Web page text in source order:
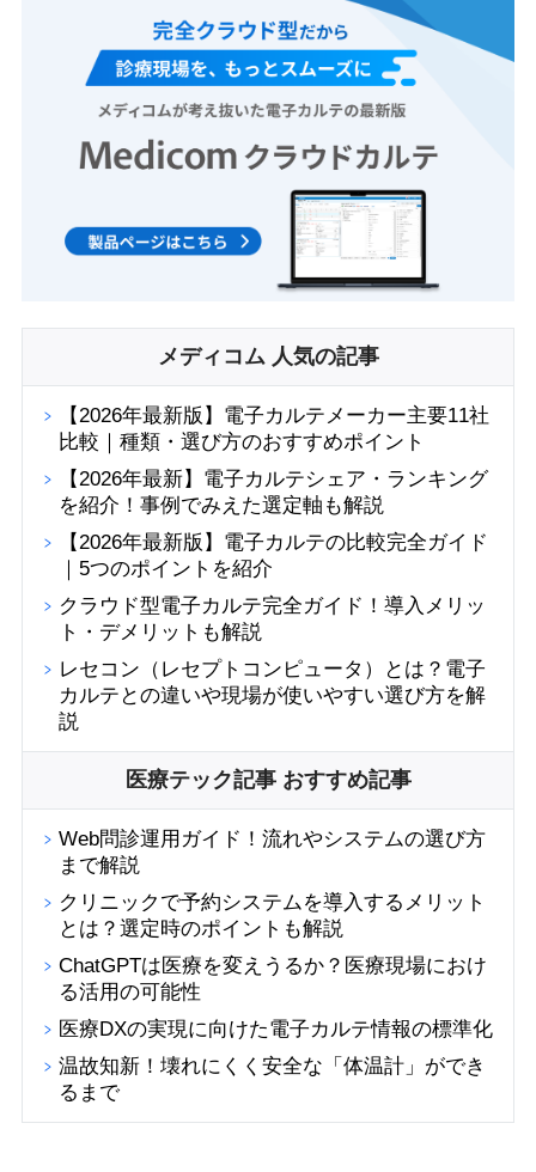
メディコム 人気の記事
【2026年最新版】電子カルテメーカー主要11社
比較｜種類・選び方のおすすめポイント
【2026年最新】電子カルテシェア・ランキング
を紹介！事例でみえた選定軸も解説
【2026年最新版】電子カルテの比較完全ガイド
｜5つのポイントを紹介
クラウド型電子カルテ完全ガイド！導入メリッ
ト・デメリットも解説
レセコン（レセプトコンピュータ）とは？電子
カルテとの違いや現場が使いやすい選び方を解
説
医療テック記事 おすすめ記事
Web問診運用ガイド！流れやシステムの選び方
まで解説
クリニックで予約システムを導入するメリット
とは？選定時のポイントも解説
ChatGPTは医療を変えうるか？医療現場におけ
る活用の可能性
医療DXの実現に向けた電子カルテ情報の標準化
温故知新！壊れにくく安全な「体温計」ができ
るまで